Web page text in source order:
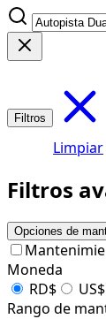
Filtros
Limpiar
Filtros
Opciones de
Moneda
RD$
US$
Rango de